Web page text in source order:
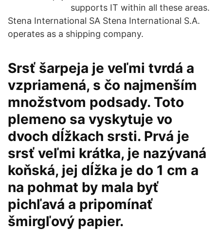
supports IT within all these areas.
Stena International SA Stena International S.A.
operates as a shipping company.
Srsť šarpeja je veľmi tvrdá a
vzpriamená, s čo najmenším
množstvom podsady. Toto
plemeno sa vyskytuje vo
dvoch dĺžkach srsti. Prvá je
srsť veľmi krátka, je nazývaná
koňská, jej dĺžka je do 1 cm a
na pohmat by mala byť
pichľavá a pripomínať
šmirgľový papier.